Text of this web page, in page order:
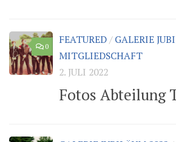
0
FEATURED/GALERIE
MITGLIEDSCHAFT
2. JULI 2022
Fotos Abteilung